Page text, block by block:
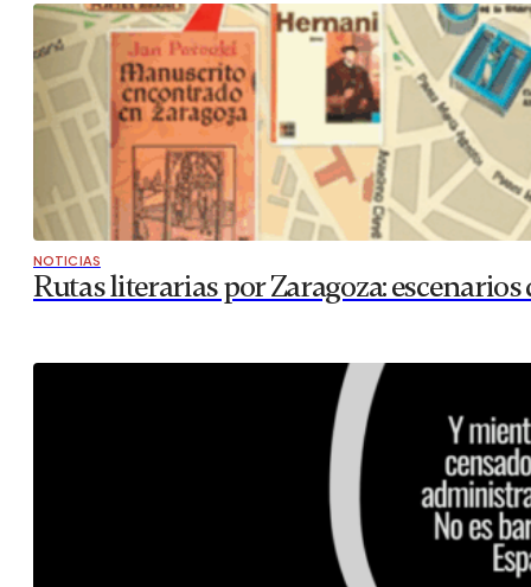
NOTICIAS
Rutas literarias por Zaragoza: escenarios